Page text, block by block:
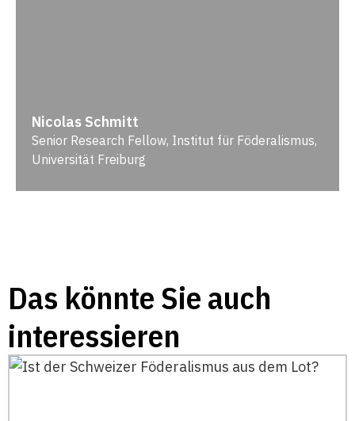
Nicolas Schmitt
Senior Research Fellow, Institut für Föderalismus,
Universität Freiburg
Das könnte Sie auch
interessieren